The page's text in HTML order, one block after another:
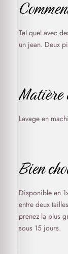
Tel quel avec
un jean. Deux
Matière
Lavage en
Bien
Disponible en
entre deux
prenez la plus
sous 15 jours.